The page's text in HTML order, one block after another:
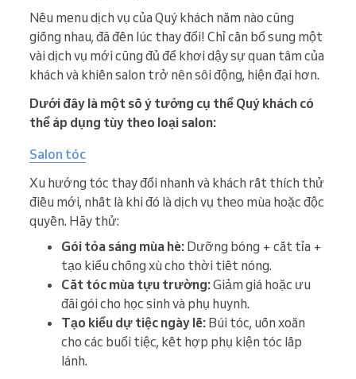
Nếu menu dịch vụ của Quý khách năm nào cũng
giống nhau, đã đến lúc thay đổi! Chỉ cần bổ sung một
vài dịch vụ mới cũng đủ để khơi dậy sự quan tâm của
khách và khiến salon trở nên sôi động, hiện đại hơn.
Dưới đây là một số ý tưởng cụ thể Quý khách có
thể áp dụng tùy theo loại salon:
Salon tóc
Xu hướng tóc thay đổi nhanh và khách rất thích thử
điều mới, nhất là khi đó là dịch vụ theo mùa hoặc độc
quyền. Hãy thử:
Gói tỏa sáng mùa hè: Dưỡng bóng + cắt tỉa +
tạo kiểu chống xù cho thời tiết nóng.
Cắt tóc mùa tựu trường:Giảm giá hoặc ưu
đãi gói cho học sinh và phụ huynh.
Tạo kiểu dự tiệc ngày lễ: Búi tóc, uốn xoăn
cho các buổi tiệc, kết hợp phụ kiện tóc lấp
lánh.